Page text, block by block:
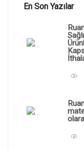
En Son Yazılar